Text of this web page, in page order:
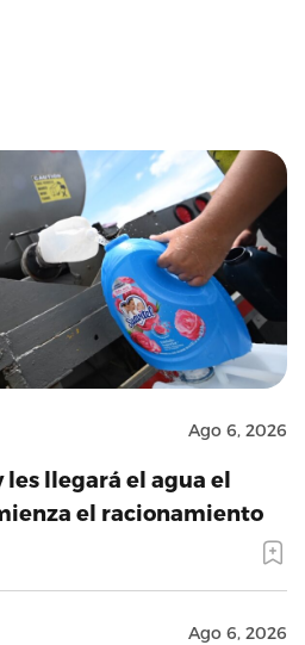
Ago 6, 2026
les llegará el agua el
el racionamiento
Ago 6, 2026